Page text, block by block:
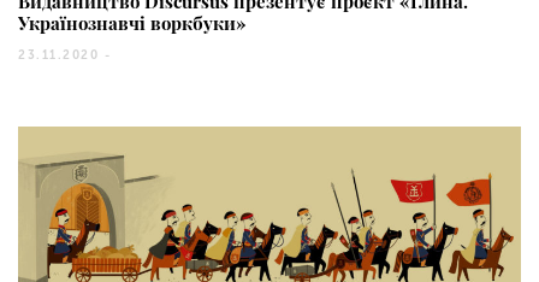
Українознавчі воркбуки»
23.11.2020 -